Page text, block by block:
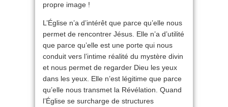
propre image !
L’Église n’a d’intérêt que parce qu’elle nous
permet de rencontrer Jésus. Elle n’a d’utilité
que parce qu’elle est une porte qui nous
conduit vers l’intime réalité du mystère divin
et nous permet de regarder Dieu les yeux
dans les yeux. Elle n’est légitime que parce
qu’elle nous transmet la Révélation. Quand
l’Église se surcharge de structures